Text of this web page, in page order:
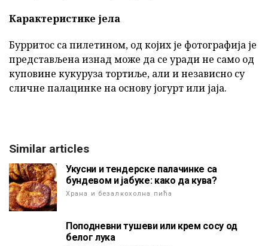
Карактеристике јела
Бурритос са пилетином, од којих је фотографија је
представљена изнад може да се уради не само од
куповине кукуруза тортиље, али и независно су
сличне палацинке на основу јогурт или јаја.
Similar articles
Укусни и тендерске палачинке са
бундевом и јабуке: како да кува?
Храна и безалкохолна пића
Поподневни тушеви или крем сосу од
белог лука